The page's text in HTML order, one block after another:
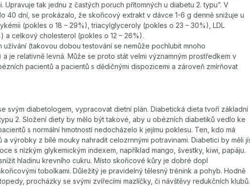
Upravuje tak jednu z častých poruch přítomných u diabetu 2. typu”. V
40 dní, se prokázalo, že skořicový extrakt v dávce 1-6 g denně snižuje u
(pokles o 18 – 29%), triacylglyceroly (pokles o 23 – 30%), LDL
a celkový cholesterol (pokles o 12 – 26%).
užívání (takovou dobou testování se nemůže pochlubit mnoho
je relativně levná. Může se proto stát velmi významným prostředkem v
pacientů a pacientů s dědičnými dispozicemi a zároveň zmírňovat
svým diabetologem, vypracovat dietní plán. Diabetická dieta tvoří základní
2. Složení diety by mělo být takové, aby u obézních diabetiků vedlo ke
s normální hmotností nedocházelo k jejímu poklesu. Ten, kdo má
a výrobky z bílé mouky nahradit celozrnnými potravinami. Diabetici by měli
s nízkým glykemickým indexem, například mango, švestky, kiwi, papáju.
hladinu krevního cukru. Místo skořicové kůry je dobré dopl
tobolkami. Důležitý je pravidelný tělesný trénink a pohyb. Hodně
procházky se svými zvířecími mazlíčky, či návštěvy redukčních klubů.